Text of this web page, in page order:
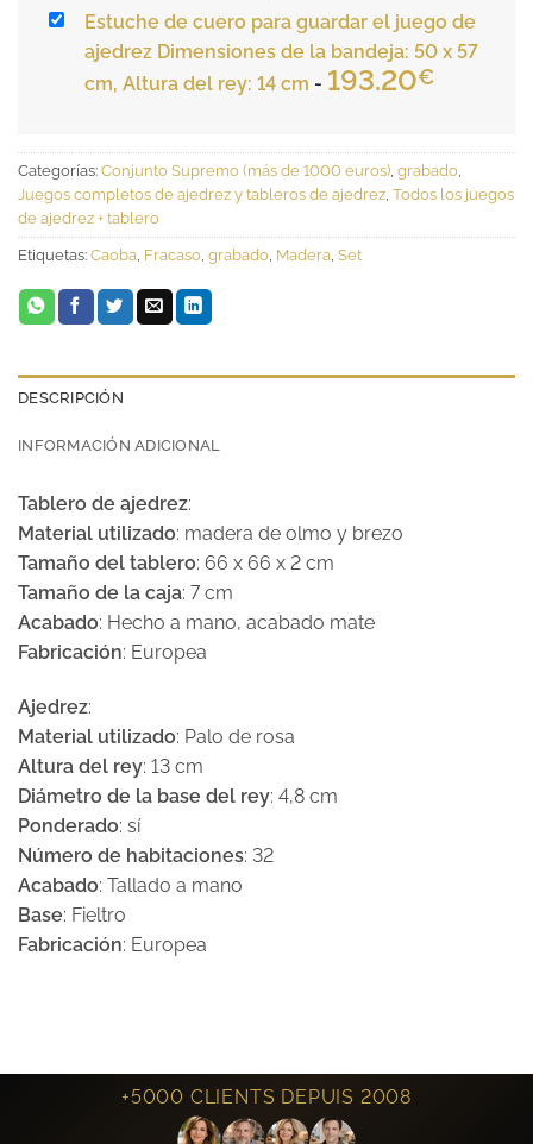
Estuche de cuero para guardar el juego de
ajedrez Dimensiones de la bandeja: 50 x 57
cm, Altura del rey: 14 cm - 193.20€
Categorías: Conjunto Supremo (más de 1000 euros), grabado,
Juegos completos de ajedrez y tableros de ajedrez, Todos los juegos
de ajedrez + tablero
Etiquetas: Caoba, Fracaso, grabado, Madera, Set
DESCRIPCIÓN
INFORMACIÓN ADICIONAL
Tablero de ajedrez:
Material utilizado: madera de olmo y brezo
Tamaño del tablero: 66 x 66 x 2 cm
Tamaño de la caja: 7 cm
Acabado: Hecho a mano, acabado mate
Fabricación: Europea
Ajedrez:
Material utilizado: Palo de rosa
Altura del rey: 13 cm
Diámetro de la base del rey: 4,8 cm
Ponderado: sí
Número de habitaciones: 32
Acabado: Tallado a mano
Base: Fieltro
Fabricación: Europea
+5000 CLIENTS DEPUIS 2008